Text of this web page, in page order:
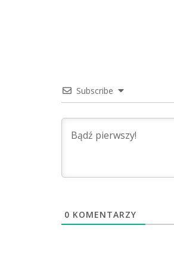
Subscribe
0 KOMENTARZY